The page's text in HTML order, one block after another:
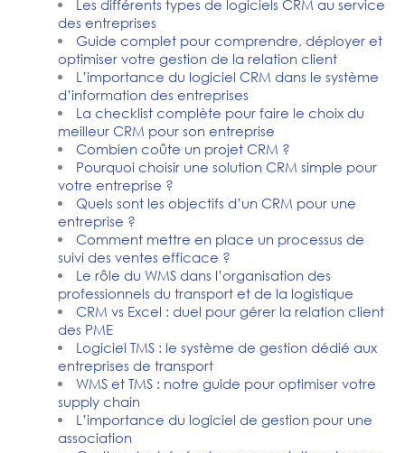
Les différents types de logiciels CRM au service
des entreprises
Guide complet pour comprendre, déployer et
optimiser votre gestion de la relation client
L’importance du logiciel CRM dans le système
d’information des entreprises
La checklist complète pour faire le choix du
meilleur CRM pour son entreprise
Combien coûte un projet CRM ?
Pourquoi choisir une solution CRM simple pour
votre entreprise ?
Quels sont les objectifs d’un CRM pour une
entreprise ?
Comment mettre en place un processus de
suivi des ventes efficace ?
Le rôle du WMS dans l’organisation des
professionnels du transport et de la logistique
CRM vs Excel : duel pour gérer la relation client
des PME
Logiciel TMS : le système de gestion dédié aux
entreprises de transport
WMS et TMS : notre guide pour optimiser votre
supply chain
L’importance du logiciel de gestion pour une
association